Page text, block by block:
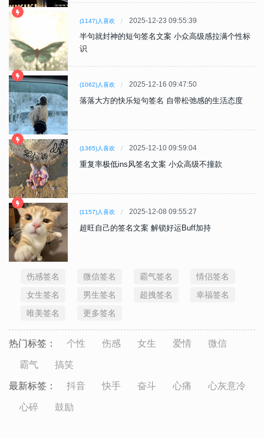
(1147)人喜欢 2025-12-23 09:55:39
半句就封神的短句签名文案 小众高级感拉满个性标
识
(1062)人喜欢 2025-12-16 09:47:50
落落大方的快乐短句签名 自带松弛感的生活态度
(1365)人喜欢 2025-12-10 09:59:04
重复率极低ins风签名文案 小众高级不撞款
(1157)人喜欢 2025-12-08 09:55:27
超旺自己的签名文案 解锁好运Buff加持
伤感签名 微信签名 霸气签名
情侣签名
女生签名
男生签名 超拽签名
幸福签名
唯美签名
更多签名
热门标签： 个性 伤感 女生 爱情 微信
霸气 搞笑
最新标签： 抖音 快手 奋斗 心痛 心灰意冷
心碎 鼓励